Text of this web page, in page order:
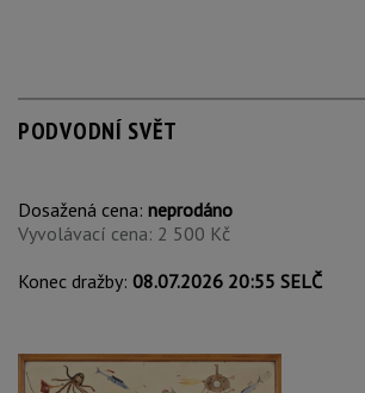
PODVODNÍ SVĚT
Dosažená cena: neprodáno
Vyvolávací cena: 2 500 Kč
Konec dražby: 08.07.2026 20:55 SELČ